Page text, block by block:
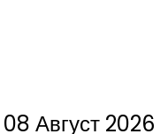
08 Август 2026